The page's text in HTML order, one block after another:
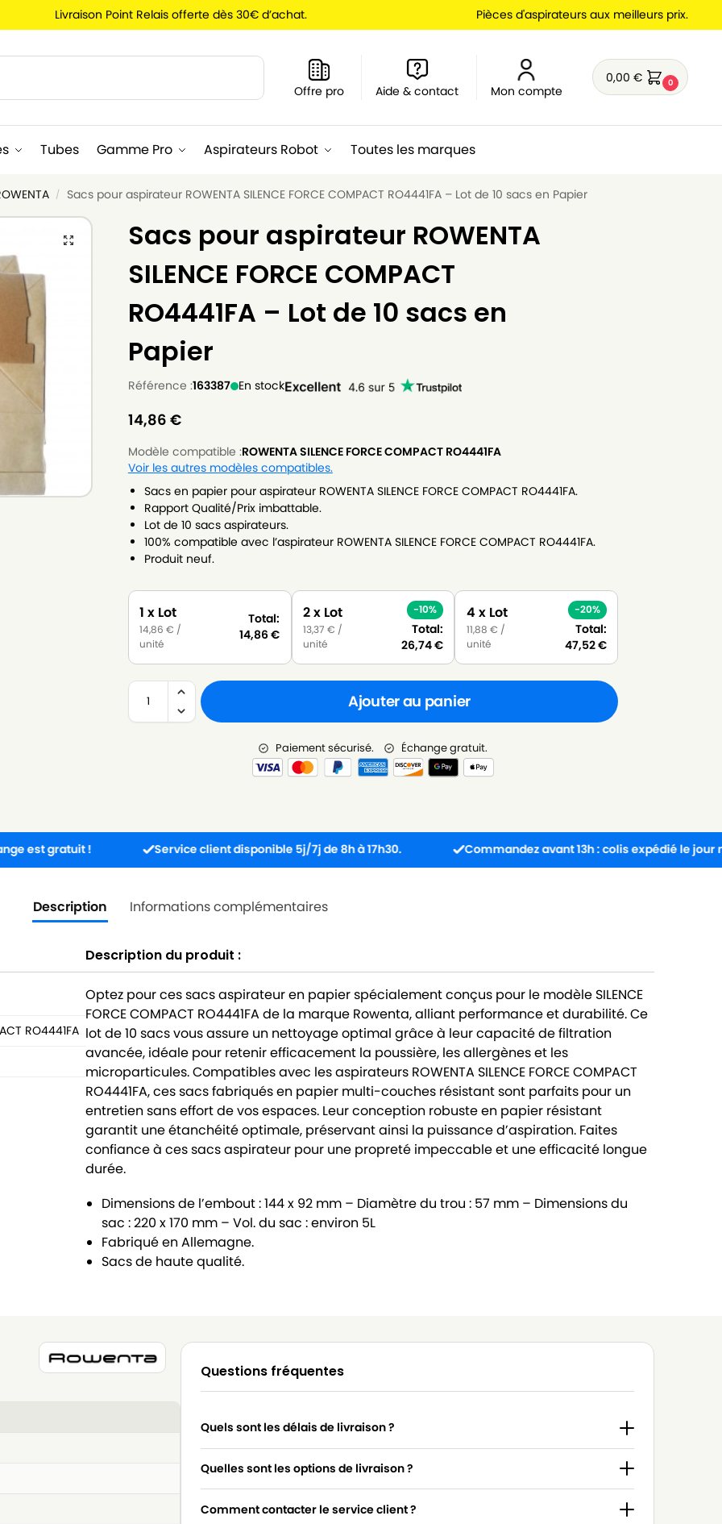
Livraison Point Relais offerte dès 30€ d’achat. Pièces d'aspirateurs aux meilleurs prix.
Offre pro Aide & contact Mon compte
0,00€ 0
Tubes Gamme Pro Aspirateurs Robot Toutes les marques
/ Sacs pour aspirateur ROWENTA SILENCE FORCE COMPACT RO4441FA – Lot de 10 sacs en Papier
Sacs pour aspirateur ROWENTA
SILENCE FORCE COMPACT
RO4441FA – Lot de 10 sacs en
Papier
Référence :163387 En stock
14,86 €
Modèle compatible :ROWENTA SILENCE FORCE COMPACT RO4441FA
Voir les autres modèles compatibles.
Sacs en papier pour aspirateur ROWENTA SILENCE FORCE COMPACT RO4441FA.
Rapport Qualité/Prix imbattable.
Lot de 10 sacs aspirateurs.
100% compatible avec l’aspirateur ROWENTA SILENCE FORCE COMPACT RO4441FA.
Produit neuf.
1 x Lot
14,86€ /
unité
Total:
14,86€
2 x Lot
13,37€ /
unité
-10%
Total:
26,74€
4 x Lot
11,88 € /
unité
-20%
Total:
47,52€
Ajouter au panier
Paiement sécurisé. Échange gratuit.
! Service client disponible 5j/7j de 8h à 17h30. Commandez avant 13h : colis expédié le jour même.
Description Informations complémentaires
RO4441FA
Description du produit :
Optez pour ces sacs aspirateur en papier spécialement conçus pour le modèle SILENCE
FORCE COMPACT RO4441FA de la marque Rowenta, alliant performance et durabilité. Ce
lot de 10 sacs vous assure un nettoyage optimal grâce à leur capacité de filtration
avancée, idéale pour retenir efficacement la poussière, les allergènes et les
microparticules. Compatibles avec les aspirateurs ROWENTA SILENCE FORCE COMPACT
RO4441FA, ces sacs fabriqués en papier multi-couches résistant sont parfaits pour un
entretien sans effort de vos espaces. Leur conception robuste en papier résistant
garantit une étanchéité optimale, préservant ainsi la puissance d’aspiration. Faites
confiance à ces sacs aspirateur pour une propreté impeccable et une efficacité longue
durée.
Dimensions de l’embout : 144 x 92 mm – Diamètre du trou : 57 mm – Dimensions du
sac : 220 x 170 mm – Vol. du sac : environ 5L
Fabriqué en Allemagne.
Sacs de haute qualité.
Questions fréquentes
Quels sont les délais de livraison ?
Quelles sont les options de livraison ?
Comment contacter le service client ?